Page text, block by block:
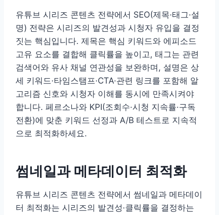
유튜브 시리즈 콘텐츠 전략에서 SEO(제목·태그·설
명) 전략은 시리즈의 발견성과 시청자 유입을 결정
짓는 핵심입니다. 제목은 핵심 키워드와 에피소드
고유 요소를 결합해 클릭률을 높이고, 태그는 관련
검색어와 유사 채널 연관성을 보완하며, 설명은 상
세 키워드·타임스탬프·CTA·관련 링크를 포함해 알
고리즘 신호와 시청자 이해를 동시에 만족시켜야
합니다. 페르소나와 KPI(조회수·시청 지속률·구독
전환)에 맞춘 키워드 선정과 A/B 테스트로 지속적
으로 최적화하세요.
썸네일과 메타데이터 최적화
유튜브 시리즈 콘텐츠 전략에서 썸네일과 메타데이
터 최적화는 시리즈의 발견성·클릭률을 결정하는